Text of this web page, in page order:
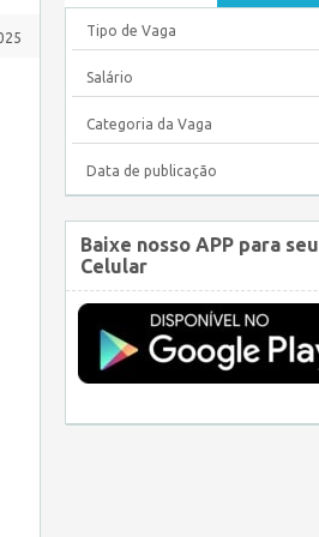
Tipo de Vaga
Salário
Categoria da Vaga
Data de publicação
Baixe nosso APP para seu
Celular